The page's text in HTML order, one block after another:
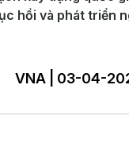
hồi và phát triển
VNA | 03-04-